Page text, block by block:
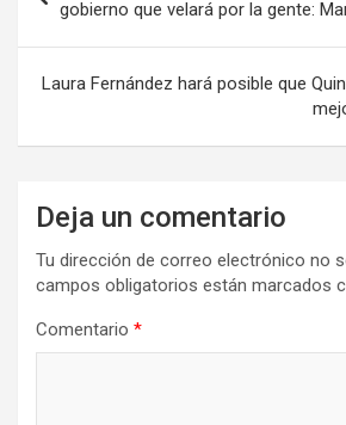
entradas
gobierno que velará por la gente:
Laura Fernández hará posible que
Deja un comentario
Tu dirección de correo electrónico no
campos obligatorios están marcados
Comentario *